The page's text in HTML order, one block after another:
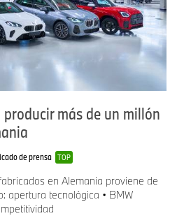
más de un millón
de prensa TOP
en Alemania proviene de
apertura tecnológica • BMW